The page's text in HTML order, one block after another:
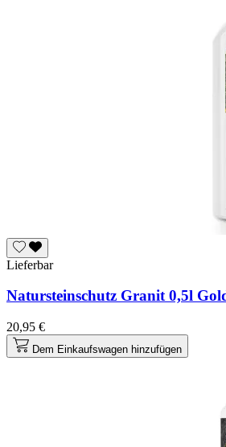
Lieferbar
Natursteinschutz Granit 0,5l
20,95 €
Dem Einkaufswagen hinzufügen